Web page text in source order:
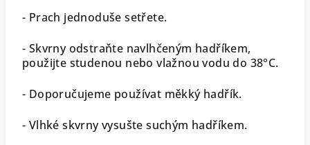
- Prach jednoduše setřete.
- Skvrny odstraňte navlhčeným hadříkem,
použijte studenou nebo vlažnou vodu do 38°C.
- Doporučujeme používat měkký hadřík.
- Vlhké skvrny vysušte suchým hadříkem.